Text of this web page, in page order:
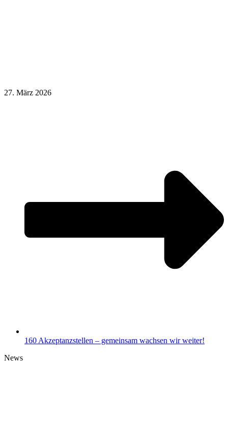
27. März 2026
160 Akzeptanzstellen – gemeinsam wachsen wir weiter!
News